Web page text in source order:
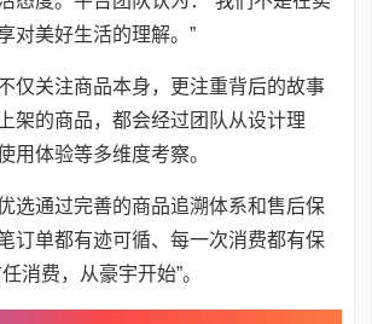
对美好生活的理解。”
仅关注商品本身，更注重背后的故事
架的商品，都会经过团队从设计理
用体验等多维度考察。
选通过完善的商品追溯体系和售后保
订单都有迹可循、每一次消费都有保
消费，从豪宇开始”。